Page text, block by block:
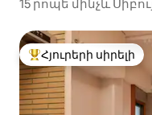
15 րոպե մինչև
Հյուրերի սիրելի
Հյուրերի սիրելի